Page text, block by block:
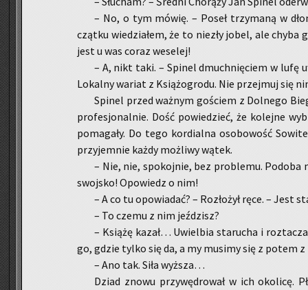
– No, o tym mówię. – Poseł trzy­ma­ną w
cząt­ku wie­dzia­łem, że to nie­zły jobel, ale chyba
jest u was coraz we­se­lej!
– A, nikt taki. – Spi­nel dmuch­nię­ciem w lufę
Lo­kal­ny wa­riat z Ksią­żo­gro­du. Nie przej­muj się
Spi­nel przed waż­nym go­ściem z Dol­ne­go
pro­fe­sjo­nal­nie. Dość po­wie­dzieć, że ko­lej­ne
po­ma­ga­ły. Do tego kor­dial­na oso­bo­wość
przy­jem­nie każdy moż­li­wy wątek.
– Nie, nie, spo­koj­nie, bez pro­ble­mu.
swoj­sko! Opo­wiedz o nim!
– A co tu opo­wia­dać? – Roz­ło­żył ręce. – Jest
– To czemu z nim jeź­dzisz?
– Ksią­żę kazał… Uwiel­bia sta­ru­cha i
go, gdzie tylko się da, a my mu­si­my się z potem
– Ano tak. Siła wyż­sza…
Dziad znowu przy­wę­dro­wał w ich oko­li­cę.